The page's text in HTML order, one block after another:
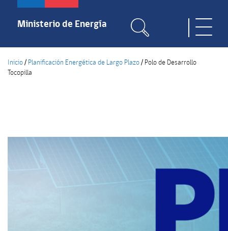
Pasar
contenido
Ministerio de Energía
Inicio/ Planificación Energética de Largo Plazo/ Polo de Desarrollo
Tocopilla